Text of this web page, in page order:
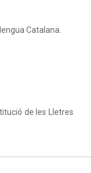
Catalana.
de les Lletres